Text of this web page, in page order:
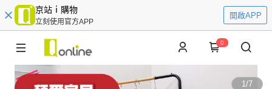
京站ｉ購物
立刻使用官方APP
開啟APP
0
1/7